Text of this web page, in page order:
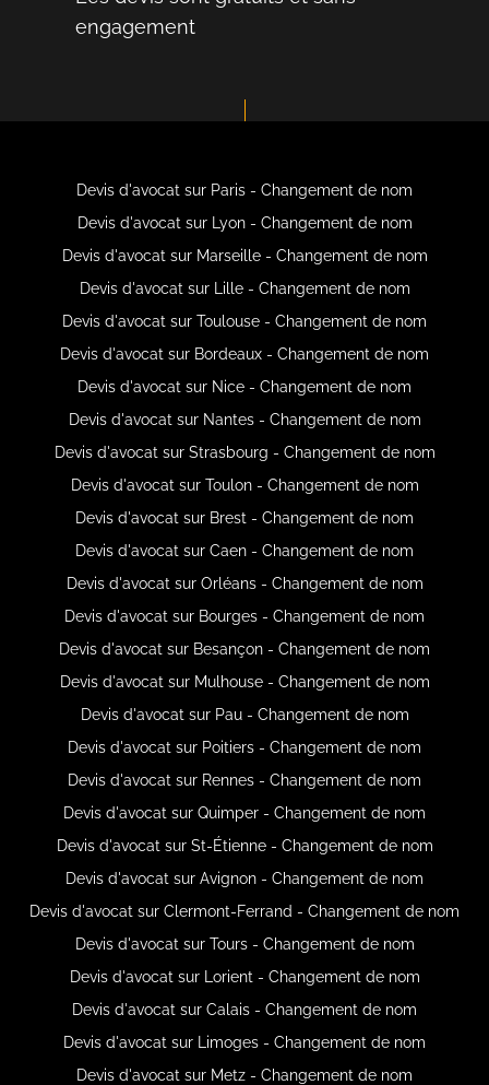
engagement
Devis d'avocat sur Paris - Changement de nom
Devis d'avocat sur Lyon - Changement de nom
Devis d'avocat sur Marseille - Changement de nom
Devis d'avocat sur Lille - Changement de nom
Devis d'avocat sur Toulouse - Changement de nom
Devis d'avocat sur Bordeaux - Changement de nom
Devis d'avocat sur Nice - Changement de nom
Devis d'avocat sur Nantes - Changement de nom
Devis d'avocat sur Strasbourg - Changement de nom
Devis d'avocat sur Toulon - Changement de nom
Devis d'avocat sur Brest - Changement de nom
Devis d'avocat sur Caen - Changement de nom
Devis d'avocat sur Orléans - Changement de nom
Devis d'avocat sur Bourges - Changement de nom
Devis d'avocat sur Besançon - Changement de nom
Devis d'avocat sur Mulhouse - Changement de nom
Devis d'avocat sur Pau - Changement de nom
Devis d'avocat sur Poitiers - Changement de nom
Devis d'avocat sur Rennes - Changement de nom
Devis d'avocat sur Quimper - Changement de nom
Devis d'avocat sur St-Étienne - Changement de nom
Devis d'avocat sur Avignon - Changement de nom
Devis d'avocat sur Clermont-Ferrand - Changement de nom
Devis d'avocat sur Tours - Changement de nom
Devis d'avocat sur Lorient - Changement de nom
Devis d'avocat sur Calais - Changement de nom
Devis d'avocat sur Limoges - Changement de nom
Devis d'avocat sur Metz - Changement de nom